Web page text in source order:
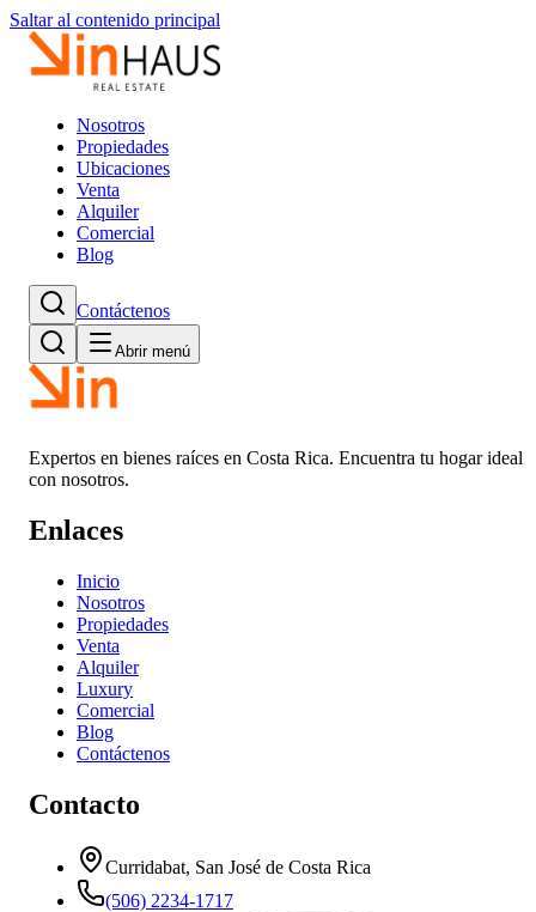
Saltar al contenido principal
Nosotros
Propiedades
Ubicaciones
Venta
Alquiler
Comercial
Blog
Contáctenos
Abrir menú
Expertos en bienes raíces en Costa Rica. Encuentra tu hogar ideal
con nosotros.
Enlaces
Inicio
Nosotros
Propiedades
Venta
Alquiler
Luxury
Comercial
Blog
Contáctenos
Contacto
Curridabat, San José de Costa Rica
(506) 2234-1717